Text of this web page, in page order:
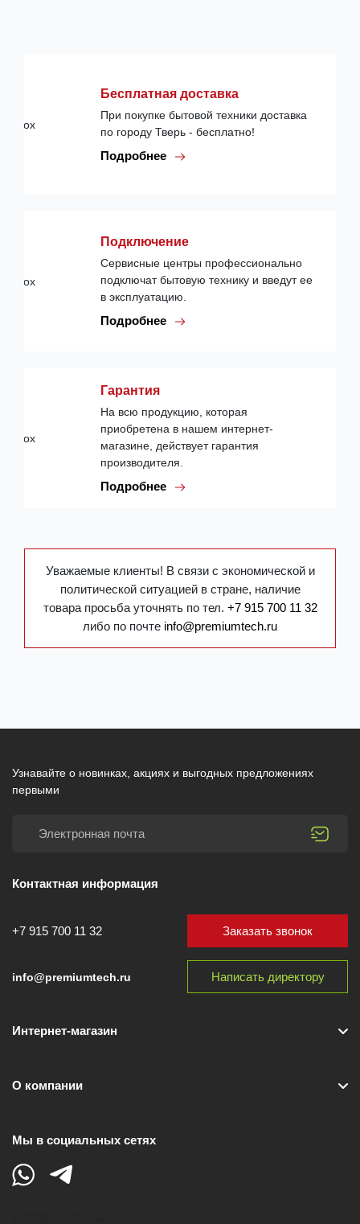
Бесплатная доставка
При покупке бытовой техники доставка
по городу Тверь - бесплатно!
Подробнее
Подключение
Сервисные центры профессионально
подключат бытовую технику и введут ее
в эксплуатацию.
Подробнее
Гарантия
На всю продукцию, которая
приобретена в нашем интернет-
магазине, действует гарантия
производителя.
Подробнее
Уважаемые клиенты! В связи с экономической и
политической ситуацией в стране, наличие
товара просьба уточнять по тел. +7 915 700 11 32
либо по почте info@premiumtech.ru
Узнавайте о новинках, акциях и выгодных предложениях
первыми
Контактная информация
+7 915 700 11 32
info@premiumtech.ru
Заказать звонок
Написать директору
Интернет-магазин
О компании
Мы в социальных сетях